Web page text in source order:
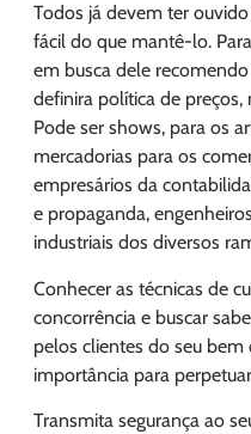
Todos já devem ter
fácil do que mantê-lo.
em busca dele
definira política de
Pode ser shows, para os
mercadorias para os
empresários da
e propaganda,
industriais dos diversos
Conhecer as técnicas de
concorrência e buscar
pelos clientes do seu bem
importância para
Transmita segurança ao